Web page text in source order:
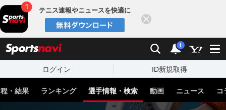
テニス速報やニュースを快適に
検索 通知
i
ログイン ID新規取得
・結果 ランキング 選手情報・検索 動画 ニュース コ